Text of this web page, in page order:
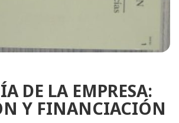
DE LA EMPRESA:
Y FINANCIACIÓN